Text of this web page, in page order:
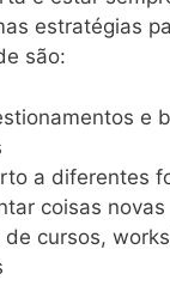
estratégias
são:
e
a diferentes
coisas novas
de cursos,